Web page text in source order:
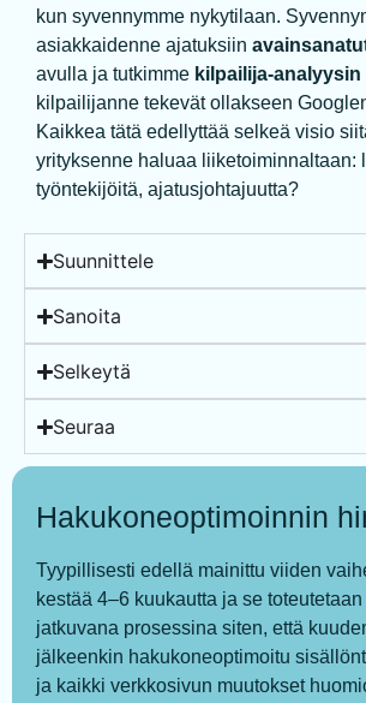
kun syvennymme nykytilaan.
asiakkaidenne ajatuksiin
avulla ja tutkimme kilpailija-analyysin
kilpailijanne tekevät ollakseen
Kaikkea tätä edellyttää selkeä visio
yrityksenne haluaa liiketoiminnaltaan:
työntekijöitä, ajatusjohtajuutta?
Suunnittele
Sanoita
Selkeytä
Seuraa
Hakukoneoptimoinnin
Tyypillisesti edellä mainittu viiden
kestää 4–6 kuukautta ja se
jatkuvana prosessina siten, että
jälkeenkin hakukoneoptimoitu
ja kaikki verkkosivun muutokset